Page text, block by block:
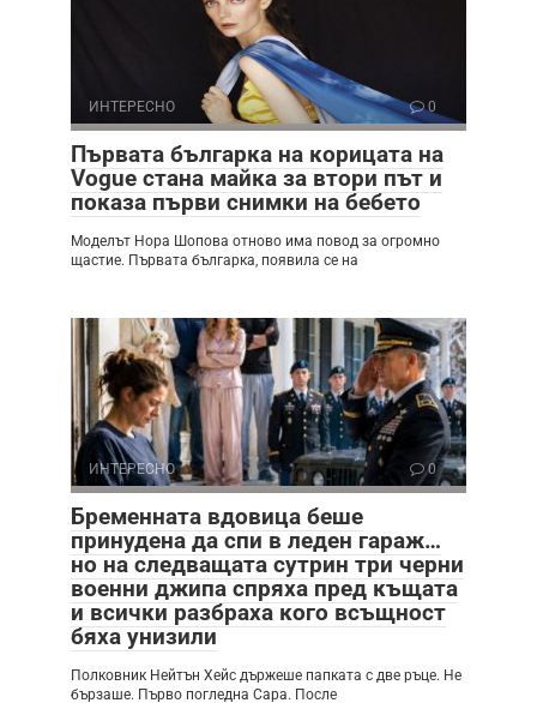
ИНТЕРЕСНО 0
Първата българка на корицата на
Vogue стана майка за втори път и
показа първи снимки на бебето
Моделът Нора Шопова отново има повод за огромно
щастие. Първата българка, появила се на
ИНТЕРЕСНО 0
Бременната вдовица беше
принудена да спи в леден гараж…
но на следващата сутрин три черни
военни джипа спряха пред къщата
и всички разбраха кого всъщност
бяха унизили
Полковник Нейтън Хейс държеше папката с две ръце. Не
бързаше. Първо погледна Сара. После